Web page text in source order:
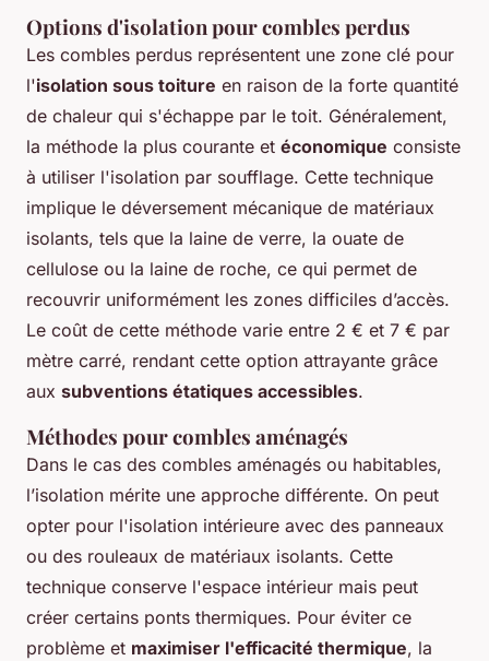
Options d'isolation pour combles perdus
Les combles perdus représentent une zone clé pour
l'isolation sous toiture en raison de la forte quantité
de chaleur qui s'échappe par le toit. Généralement,
la méthode la plus courante et économique consiste
à utiliser l'isolation par soufflage. Cette technique
implique le déversement mécanique de matériaux
isolants, tels que la laine de verre, la ouate de
cellulose ou la laine de roche, ce qui permet de
recouvrir uniformément les zones difficiles d’accès.
Le coût de cette méthode varie entre 2 € et 7 € par
mètre carré, rendant cette option attrayante grâce
aux subventions étatiques accessibles.
Méthodes pour combles aménagés
Dans le cas des combles aménagés ou habitables,
l’isolation mérite une approche différente. On peut
opter pour l'isolation intérieure avec des panneaux
ou des rouleaux de matériaux isolants. Cette
technique conserve l'espace intérieur mais peut
créer certains ponts thermiques. Pour éviter ce
problème et maximiser l'efficacité thermique, la